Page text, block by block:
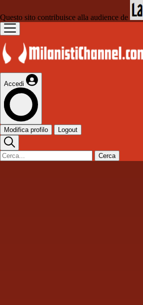
Questo sito contribuisce alla audience de
Accedi
Modifica profilo Logout
Cerca